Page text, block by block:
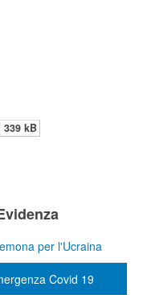
339 kB
per l'Ucraina
Covid 19